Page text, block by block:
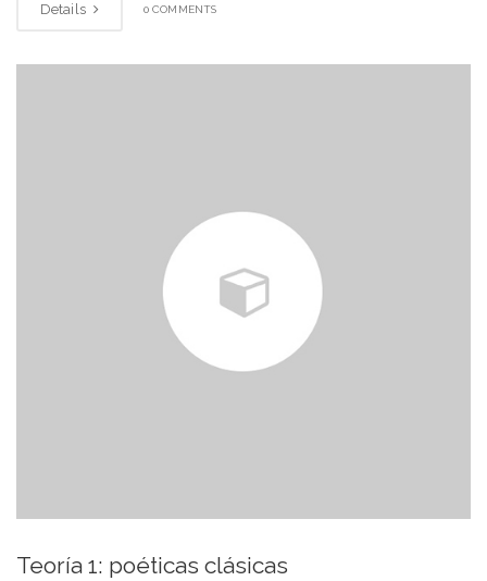
Details 0 COMMENTS
Teoría 1: poéticas clásicas